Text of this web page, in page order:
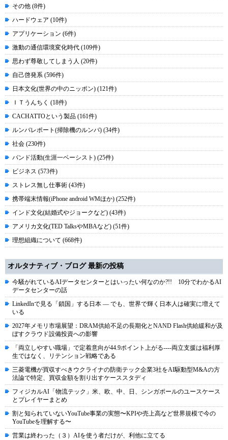
その他 (8件)
ハードウェア (10件)
アプリケーション (6件)
激動の通信環境変化時代 (109件)
思わず尊敬してしまう人 (20件)
自己啓発系 (596件)
日本文化(世界の中のニッポン) (121件)
ＩＴうんちく (18件)
CACHATTOという製品 (161件)
ルンバレポート(掃除機のルンバ) (34件)
社会 (230件)
バンド活動(生涯一ベーシスト) (25件)
ビジネス (573件)
ストレス無し仕事術 (43件)
携帯端末情報(iPhone android WMほか) (252件)
インド文化(結婚式やジョークなど) (43件)
アメリカ文化(TED TalksやMBAなど) (51件)
理想組織について (668件)
オルタナティブ・ブログ 最新の投稿
今騒がれているAIデータセンターとはいったい何なのか?!! 10分でわかるAI
データセンターの話
LinkedInで見る「鎖国」する日本 ― でも、世界で輝く日本人は確実に増えて
いる
2027年メモリ市場展望：DRAM供給不足の長期化とNAND Flash供給緩和が及
ぼすクラウド設備投資への影響
「両立しやすい職場」で定着意向が44.9ポイント上がる----両立支援は福利厚
生ではなく、リテンション戦略である
三菱電機が買収すべきウクライナの防衛テック企業3社をAI駆動型M&Aの方
法論で特定、買収金額を割り出すケーススタディ
フィジカルAI「物流テック」米、欧、中、日、シンガポールのユースケース
とプレイヤーまとめ
割と知られていないYouTube事業の実態〜KPIや売上高など世界規模で今の
YouTubeを理解する〜
営業は終わった（３）AIを使う者だけが、利他に立てる